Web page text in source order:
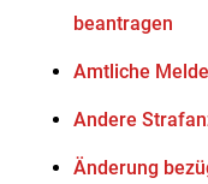
beantragen
Amtliche
Andere
Änderung